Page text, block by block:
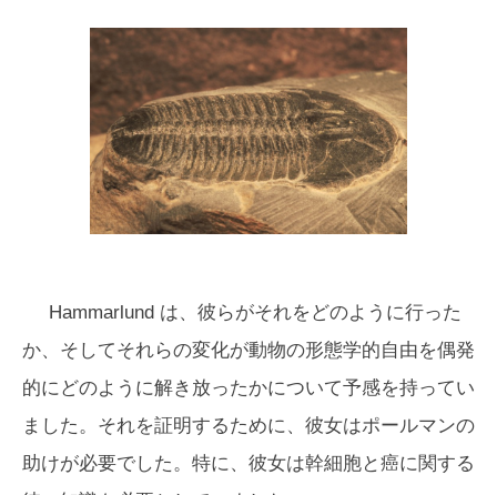
Hammarlund は、彼らがそれをどのように行った
か、そしてそれらの変化が動物の形態学的自由を偶発
的にどのように解き放ったかについて予感を持ってい
ました。それを証明するために、彼女はポールマンの
助けが必要でした。特に、彼女は幹細胞と癌に関する